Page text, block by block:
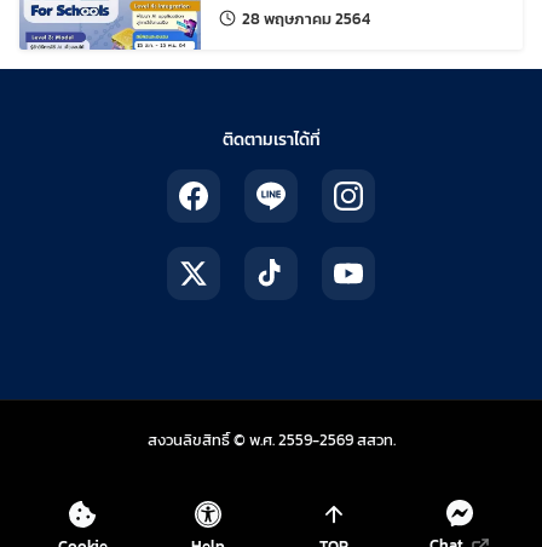
28 พฤษภาคม 2564แก้ไขล่าสุดเมื่อ:
ติดตามเราได้ที่
สงวนลิขสิทธิ์ © พ.ศ. 2559-2569สสวท.สถาบันส่งเสริมการสอ